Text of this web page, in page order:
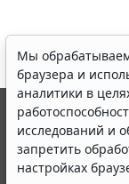
Мы
браузера и
аналитики в
исследований и
запретить
настройках
© ООО "НПП
выпускается с
являются